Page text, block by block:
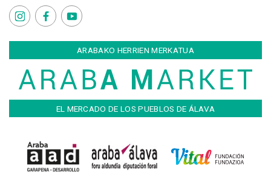
ARABAKO HERRIEN MERKATUA
EL MERCADO DE LOS PUEBLOS DE ÁLAVA